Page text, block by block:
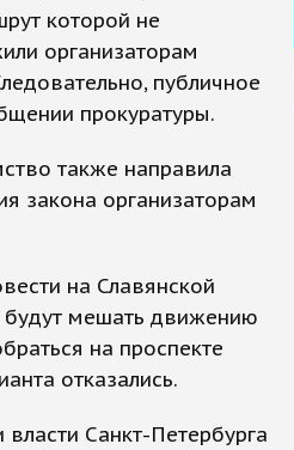
которой не
организаторам
публичное
прокуратуры.
также направила
закона организаторам
на Славянской
будут мешать движению
на проспекте
отказались.
Санкт-Петербурга